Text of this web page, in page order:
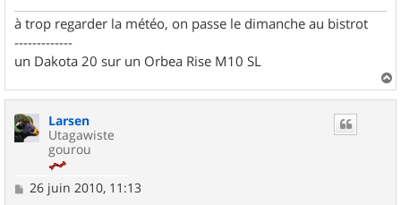
à trop regarder la météo, on passe le dimanche au bistrot
-------------
un Dakota 20 sur un Orbea Rise M10 SL
a
Larsen
Utagawiste
gourou
M
26 juin 2010, 11:13